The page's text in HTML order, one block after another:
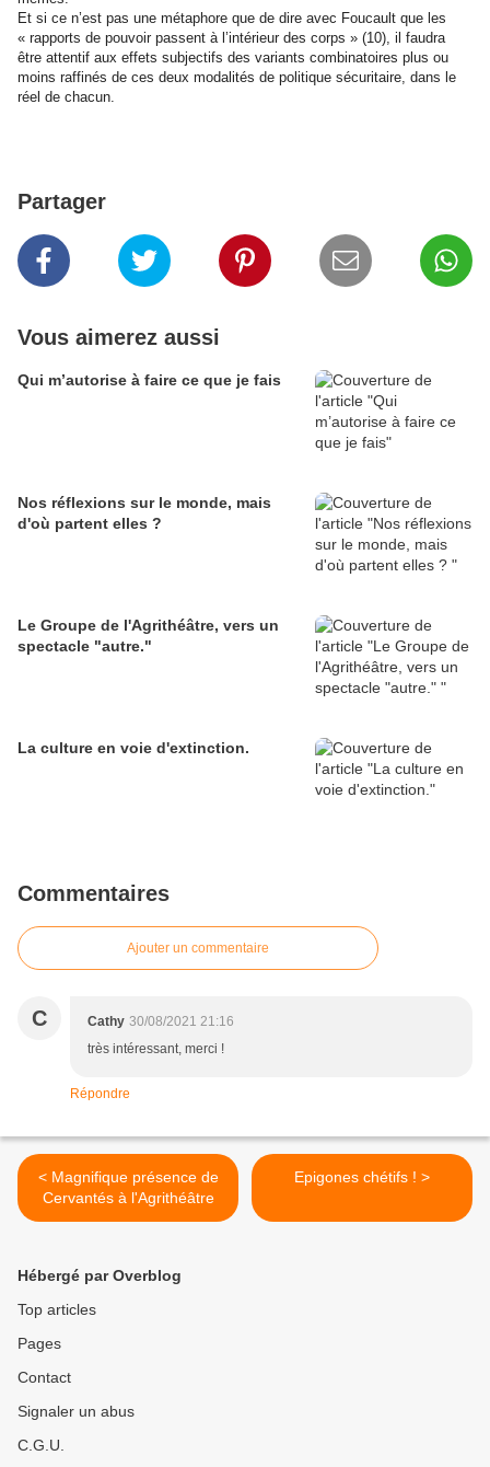
Et si ce n’est pas une métaphore que de dire avec Foucault que les
« rapports de pouvoir passent à l’intérieur des corps » (10), il faudra
être attentif aux effets subjectifs des variants combinatoires plus ou
moins raffinés de ces deux modalités de politique sécuritaire, dans le
réel de chacun.
Partager
Vous aimerez aussi
Qui m’autorise à faire ce que je fais
Nos réflexions sur le monde, mais
d'où partent elles ?
Le Groupe de l'Agrithéâtre, vers un
spectacle "autre."
La culture en voie d'extinction.
Commentaires
Ajouter un commentaire
C Cathy 30/08/2021 21:16
très intéressant, merci !
Répondre
< Magnifique présence de
Cervantés à l'Agrithéâtre
Epigones chétifs ! >
Hébergé par Overblog
Top articles
Pages
Contact
Signaler un abus
C.G.U.